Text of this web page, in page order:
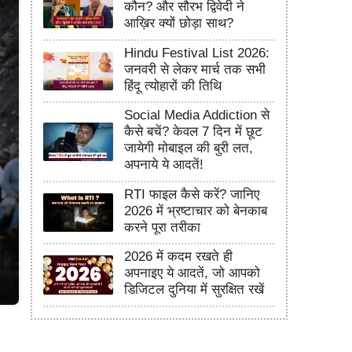
कौन? और सौरभ द्विवेदी ने
आख़िर क्यों छोड़ा साथ?
Hindu Festival List 2026:
जनवरी से लेकर मार्च तक सभी
हिंदू त्योहारों की तिथि
Social Media Addiction से
कैसे बचें? केवल 7 दिन में छूट
जायेगी मोबाइल की बुरी लत,
अपनाये ये आदतें!
RTI फाइल कैसे करें? जानिए
2026 में भ्रष्टाचार को बेनकाब
करने पूरा तरीका
2026 में कदम रखते ही
अपनाइए ये आदतें, जो आपको
डिजिटल दुनिया में सुरक्षित रखें